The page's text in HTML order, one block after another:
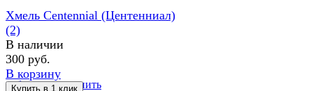
избранное сравнить
Хмель Centennial (Центенниал)
(2)
В наличии
300 руб.
В корзину